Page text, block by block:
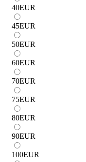
40EUR
45EUR
50EUR
60EUR
70EUR
75EUR
80EUR
90EUR
100EUR